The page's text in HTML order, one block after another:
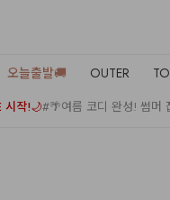
오늘출발🚚 OUTER
시작!🌙#🌴여름 코디 완성! 썸머